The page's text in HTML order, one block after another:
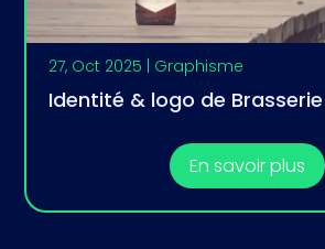
27, Oct 2025 Graphisme
Identité & logo de
En savoir plus